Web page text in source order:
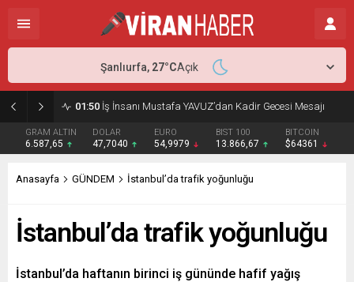
01:50 İş İnsanı Mustafa YAVUZ’dan Kadir Gecesi Mesajı
GRAM ALTIN
6.587,65
DOLAR
47,7040
EURO
54,9979
BIST 100
13.866,67
BITCOIN
$64361
Şanlıurfa, 27°CAçık
Anasayfa GÜNDEM İstanbul’da trafik yoğunluğu
İstanbul’da trafik yoğunluğu
İstanbul’da haftanın birinci iş gününde hafif yağış